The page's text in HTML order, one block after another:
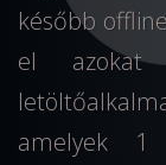
később
el azokat
amelyek 1